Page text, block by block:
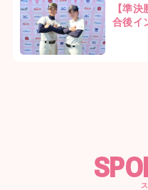
【準
合後イ